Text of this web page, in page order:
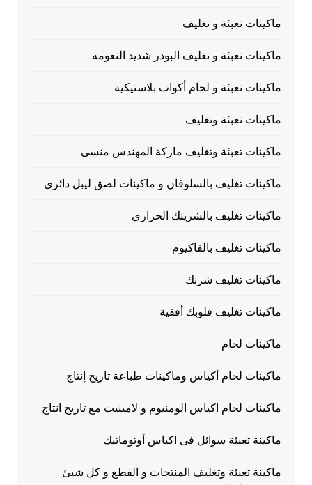
ماكينات تعبئة و تغليف
ماكينات تعبئة و تغليف البودر شديد النعومه
ماكينات تعبئة و لحام أكواب بلاستيكية
ماكينات تعبئة وتغليف
ماكينات تعبئة وتغليف ماركة المهندس منسى
ماكينات تغليف بالسلوفان و ماكينات لصق ليبل دائرى
ماكينات تغليف بالشرينك الحراري
ماكينات تغليف بالفاكيوم
ماكينات تغليف شرنك
ماكينات تغليف فلوبك أفقية
ماكينات لحام
ماكينات لحام أكياس وماكينات طباعة تاريخ إنتاج
ماكينات لحام اكياس الومنيوم و لامينيت مع تاريخ انتاج
ماكينة تعبئة سوائل فى اكياس أوتوماتيك
ماكينة تعبئة وتغليف المنتجات و القطع و كل شيئ